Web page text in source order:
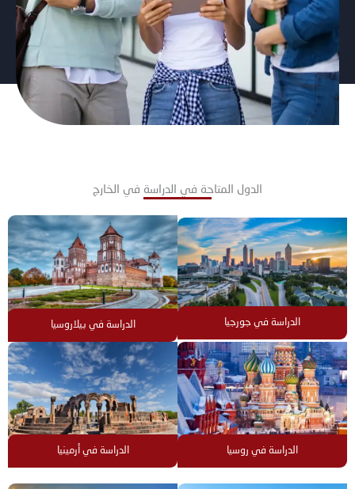
الدول المتاحة في الدراسة في الخارج
الدراسة في جورجيا الدراسة في بيلاروسيا
الدراسة في روسيا الدراسة في أرمينيا